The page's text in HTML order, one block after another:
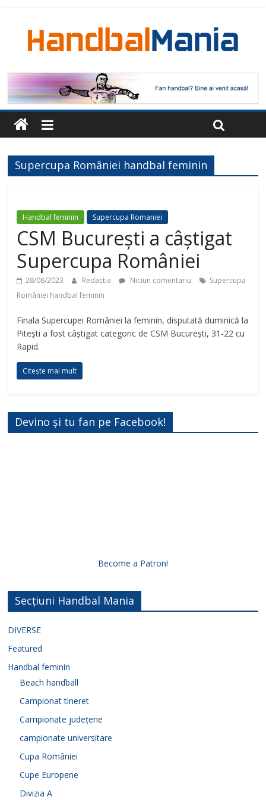
Supercupa României handbal feminin
Handbal feminin Supercupa Romaniei
CSM București a câștigat
Supercupa României
28/08/2023 Redactia Niciun comentariu
Supercupa
României handbal feminin
Finala Supercupei României la feminin, disputată duminică la
Pitești a fost câștigat categoric de CSM București, 31-22 cu
Rapid.
Citește mai mult
Devino și tu fan pe Facebook!
Become a Patron!
Secțiuni Handbal Mania
DIVERSE
Featured
Handbal feminin
Beach handball
Campionat tineret
Campionate județene
campionate universitare
Cupa României
Cupe Europene
Divizia A